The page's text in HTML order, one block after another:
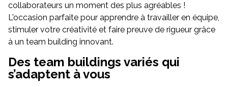
collaborateurs un moment des plus agréables !
L'occasion parfaite pour apprendre à travailler en équipe,
stimuler votre créativité et faire preuve de rigueur grâce
à un team building innovant.
Des team buildings variés qui
s’adaptent à vous